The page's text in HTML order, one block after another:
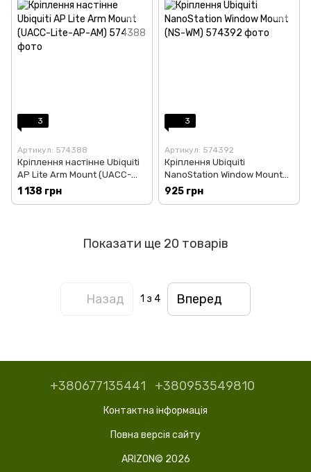
3
Артикул: 574388
Кріплення настінне Ubiquiti
AP Lite Arm Mount (UACC-
Lite-AP-AM)
1 138 грн
3
Артикул: 574392
Кріплення Ubiquiti
NanoStation Window Mount
(NS-WM)
925 грн
Показати ще 20 товарів
Назад 1 з 4 Вперед
+380677135441 +380953549810
Контактна інформація
Повна версія сайту
ARIZON© 2026